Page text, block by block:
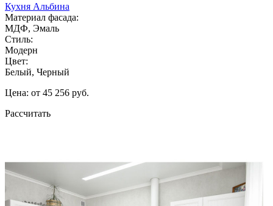
Кухня Альбина
Материал фасада:
МДФ, Эмаль
Стиль:
Модерн
Цвет:
Белый, Черный
Цена: от 45 256 руб.
Рассчитать